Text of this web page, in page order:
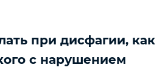
при дисфагии, как
с нарушением